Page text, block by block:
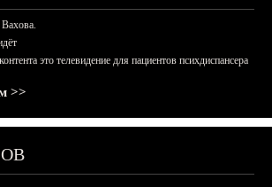
это телевидение для пациентов психдиспансера
>>